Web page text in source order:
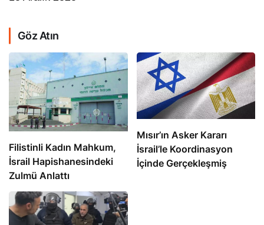
Göz Atın
Filistinli Kadın Mahkum,
İsrail Hapishanesindeki
Zulmü Anlattı
Mısır’ın Asker Kararı
İsrail’le Koordinasyon
İçinde Gerçekleşmiş